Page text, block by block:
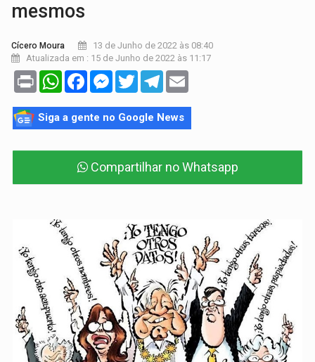
mesmos
Cícero Moura
13 de Junho de 2022 às 08:40
Atualizada em : 15 de Junho de 2022 às 11:17
Print WhatsAppFacebookMessenger
TwitterTelegram
Siga a gente no Google News
Compartilhar no Whatsapp